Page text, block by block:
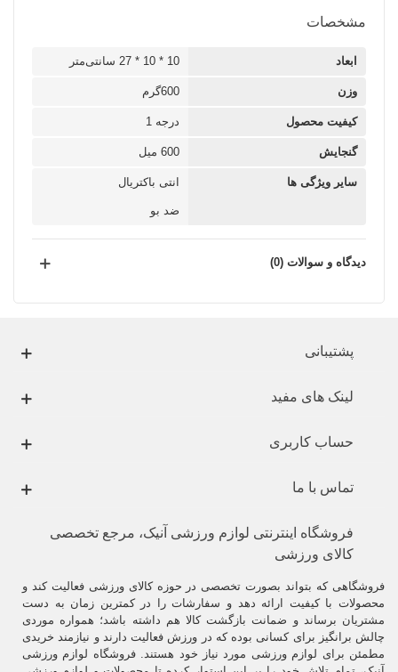
مشخصات
ابعاد 10 * 10 * 27 سانتی‌متر
وزن 600گرم
کیفیت محصول درجه 1
گنجایش 600 میل
سایر ویژگی ها انتی باکتریال
ضد بو
دیدگاه و سوالات (0)
پشتیبانی
لینک های مفید
حساب کاربری
تماس با ما
فروشگاه اینترنتی لوازم ورزشی آنیک، مرجع تخصصی
کالای ورزشی
فروشگاهی که بتواند بصورت تخصصی در حوزه کالای ورزشی فعالیت کند و
محصولات با کیفیت ارائه دهد و سفارشات را در کمترین زمان به دست
مشتریان برساند و ضمانت بازگشت کالا هم داشته باشد؛ همواره موردی
چالش برانگیز برای کسانی بوده که در ورزش فعالیت دارند و نیازمند خریدی
مطمئن برای لوازم ورزشی مورد نیاز خود هستند. فروشگاه لوازم ورزشی